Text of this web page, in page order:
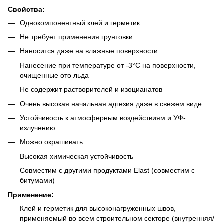
Свойства:
Однокомпонентный клей и герметик
Не требует применения грунтовки
Наносится даже на влажные поверхности
Нанесение при температуре от -3°C на поверхности,
очищенные ото льда
Не содержит растворителей и изоцианатов
Очень высокая начальная адгезия даже в свежем виде
Устойчивость к атмосферным воздействиям и УФ-
излучению
Можно окрашивать
Высокая химическая устойчивость
Совместим с другими продуктами Elast (совместим с
битумами)
Применение:
Клей и герметик для высоконагруженных швов,
применяемый во всем строительном секторе (внутренняя/